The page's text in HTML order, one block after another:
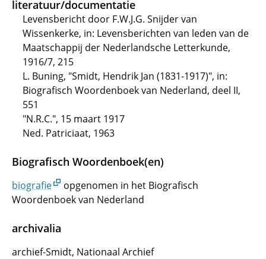
literatuur/documentatie
Levensbericht door F.W.J.G. Snijder van
Wissenkerke, in: Levensberichten van leden van de
Maatschappij der Nederlandsche Letterkunde,
1916/7, 215
L. Buning, "Smidt, Hendrik Jan (1831-1917)", in:
Biografisch Woordenboek van Nederland, deel II,
551
"N.R.C.", 15 maart 1917
Ned. Patriciaat, 1963
Biografisch Woordenboek(en)
biografie
opgenomen in het Biografisch
Woordenboek van Nederland
archivalia
archief-Smidt, Nationaal Archief